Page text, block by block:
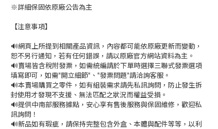
※詳細保固依原廠公告為主
【注意事項】
🔊網頁上所提到相關產品資訊，內容都可能依原廠更新而變動，
恕不另行通知，若有任何錯誤，請以原廠官方網站資料為主。
🔊賣場皆含稅附發票，如需統編請於下單時選擇三聯式發票選項
填寫即可，如需"開立細節"、"發票問題"請洽詢客服。
🔊本賣場購買之零件，如有組裝需求請先私訊詢問，防止發生拆
封使用才發現不支援、無法匹配之狀況而權益受損。
🔊提供中南部服務據點，安心享有售後服務與保固維修，歡迎私
訊詢問！
🔊新品如有瑕疵，請保持完整包含外盒、本體與配件等等，以利